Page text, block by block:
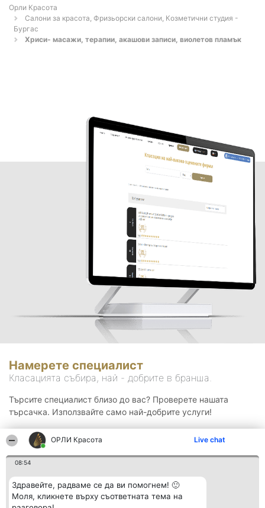
ОРЛИ Красота Live chat
08:54
Здравейте, радваме се да ви помогнем! 🙂
Моля, кликнете върху съответната тема на
Орли Красота
Салони за красота, Фризьорски салони, Козметични студия -
Бургас
Хриси- масажи, терапии, акашови записи, виолетов пламък
Намерете специалист
Класацията събира, най - добрите в бранша.
Търсите специалист близо до вас? Проверете нашата
търсачка. Използвайте само най-добрите услуги!